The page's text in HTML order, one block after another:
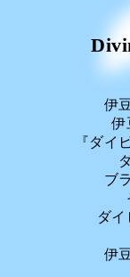
伊
伊
『ダイ
ブ
ダイ
伊